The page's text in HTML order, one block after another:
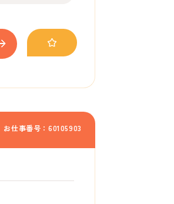
お仕事番号：60105903